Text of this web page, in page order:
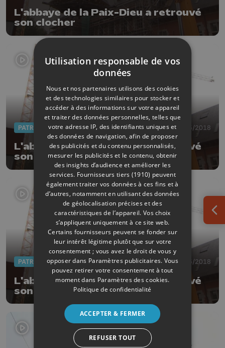
L'abbaye de la Paix-Dieu a retrouvé
son clocher
PATRIMOINE 23/05/2018
L'abbaye de la Paix-Dieu a retrouvé
son clocher
PATRIMOINE 23/05/2018
L'abbaye de la Paix-Dieu a retrouvé
son clocher
Utilisation responsable de vos
données
Nous et nos partenaires utilisons des cookies
et des technologies similaires pour stocker et
accéder à des informations sur votre appareil
et traiter des données personnelles, telles que
votre adresse IP, des identifiants uniques et
des données de navigation, afin de proposer
des publicités et du contenu personnalisés,
mesurer les publicités et le contenu, obtenir
des insights d’audience et améliorer les
services. Fournisseurs tiers (1910) peuvent
également traiter vos données à ces fins et à
d’autres, notamment en utilisant des données
de géolocalisation précises et des
caractéristiques de l’appareil. Vos choix
s’appliquent uniquement à ce site web.
Certains fournisseurs peuvent se fonder sur
leur intérêt légitime plutôt que sur votre
consentement ; vous avez le droit de vous y
opposer dans Paramètres publicitaires. Vous
pouvez retirer votre consentement à tout
moment dans Paramètres des cookies.
Politique de confidentialité
ACCEPTER & FERMER
REFUSER TOUT